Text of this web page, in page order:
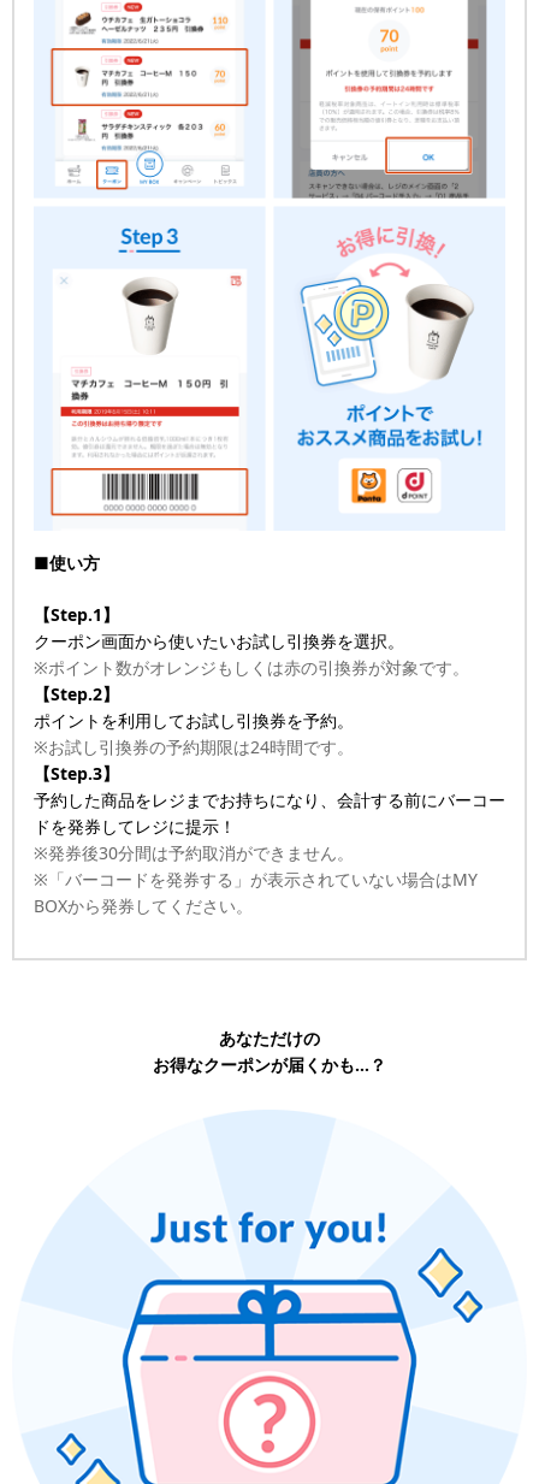
■使い方
【Step.1】
クーポン画面から使いたいお試し引換券を選択。
※ポイント数がオレンジもしくは赤の引換券が対象です。
【Step.2】
ポイントを利用してお試し引換券を予約。
※お試し引換券の予約期限は24時間です。
【Step.3】
予約した商品をレジまでお持ちになり、会計する前にバーコー
ドを発券してレジに提示！
※発券後30分間は予約取消ができません。
※「バーコードを発券する」が表示されていない場合はMY
BOXから発券してください。
あなただけの
お得なクーポンが届くかも…？